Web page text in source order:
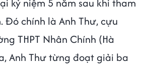
Đó chính là Anh Thư, cựu
THPT Nhân Chính (Hà
Anh Thư từng đoạt giải ba